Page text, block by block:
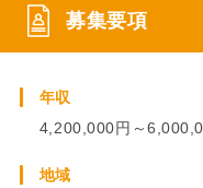
募集要項
年収
4,200,000円～
地域